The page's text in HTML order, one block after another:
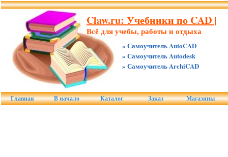
Claw.ru: Учебники по CAD |
Всё для учебы, работы и отдыха
» Самоучитель AutoCAD
» Самоучитель Autodesk
» Самоучитель ArchiCAD
Главная В начало Каталог Заказ Магазины